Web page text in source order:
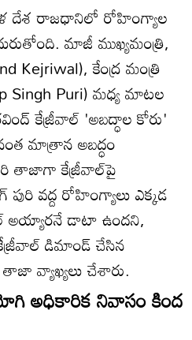
దేశ రాజధానిలో రోహింగ్యాల
మాజీ ముఖ్యమంత్రి,
Kejriwal), కేంద్ర మంత్రి
Singh Puri) మధ్య మాటల
కేజ్రీవాల్ 'అబద్ధాల కోరు'
మాత్రాన అబద్ధం
తాజాగా కేజ్రీవాల్‌పై
పురి వద్ద రోహింగ్యాలు ఎక్కడ
అయ్యారనే డాటా ఉందని,
డిమాండ్ చేసిన
వ్యాఖ్యలు చేశారు.
అధికారిక నివాసం కింద